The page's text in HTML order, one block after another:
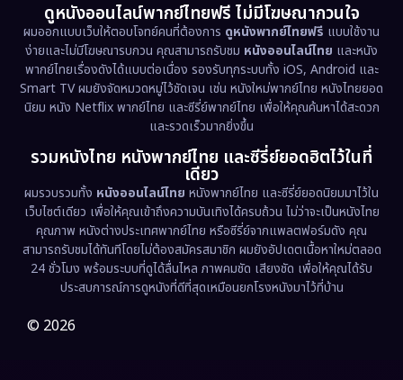
Emotional (61)
Epic มหากาพย์ (221)
Erotic (36)
Family ครอบครัว (369)
Fantasy จินตนาการ (331)
Fiction (9)
Film (57)
Gothic
ดูหนังออนไลน์พากย์ไทยฟรี ไม่มีโฆษณากวนใจ
ผมออกแบบเว็บให้ตอบโจทย์คนที่ต้องการ ดูหนังพากย์ไทยฟรี แบบใช้งาน
ง่ายและไม่มีโฆษณารบกวน คุณสามารถรับชม หนังออนไลน์ไทย และหนัง
พากย์ไทยเรื่องดังได้แบบต่อเนื่อง รองรับทุกระบบทั้ง iOS, Android และ
Smart TV ผมยังจัดหมวดหมู่ไว้ชัดเจน เช่น หนังใหม่พากย์ไทย หนังไทยยอด
นิยม หนัง Netflix พากย์ไทย และซีรี่ย์พากย์ไทย เพื่อให้คุณค้นหาได้สะดวก
และรวดเร็วมากยิ่งขึ้น
รวมหนังไทย หนังพากย์ไทย และซีรี่ย์ยอดฮิตไว้ในที่
เดียว
ผมรวบรวมทั้ง หนังออนไลน์ไทย หนังพากย์ไทย และซีรี่ย์ยอดนิยมมาไว้ใน
เว็บไซต์เดียว เพื่อให้คุณเข้าถึงความบันเทิงได้ครบถ้วน ไม่ว่าจะเป็นหนังไทย
คุณภาพ หนังต่างประเทศพากย์ไทย หรือซีรี่ย์จากแพลตฟอร์มดัง คุณ
สามารถรับชมได้ทันทีโดยไม่ต้องสมัครสมาชิก ผมยังอัปเดตเนื้อหาใหม่ตลอด
24 ชั่วโมง พร้อมระบบที่ดูได้ลื่นไหล ภาพคมชัด เสียงชัด เพื่อให้คุณได้รับ
ประสบการณ์การดูหนังที่ดีที่สุดเหมือนยกโรงหนังมาไว้ที่บ้าน
© 2026